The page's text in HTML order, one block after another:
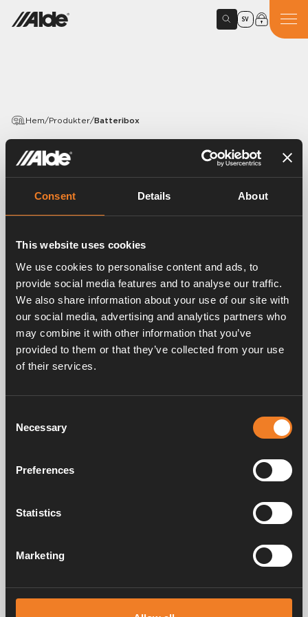
Consent Details About
This website uses cookies
We use cookies to personalise content and ads, to
provide social media features and to analyse our traffic.
We also share information about your use of our site with
our social media, advertising and analytics partners who
may combine it with other information that you’ve
provided to them or that they’ve collected from your use
of their services.
Selection
Necessary
Preferences
Statistics
Marketing
SV
Hem/Produkter/Batteribox
PRODUKTER
Batteribox
Artikelnummer:6431000
Batteribox av plast med lock och spännrem.
20 st/förp.
Frågor & svar
Manualer & dokument
värmesystem för husbilar och husvagnar. Redan då förstod vi hur